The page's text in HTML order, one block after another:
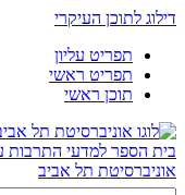
דילוג לתוכן העיקרי
תפריט עליון
תפריט ראשי
תוכן ראשי
בית הספר למדעי התרבות
אוניברסיטת תל אביב